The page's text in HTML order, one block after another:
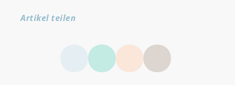
Artikel teilen
LinkedIn
Facebook
Twitter